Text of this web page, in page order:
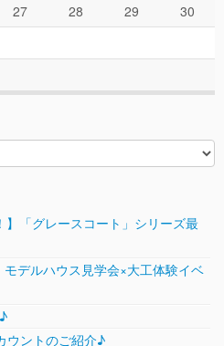
27 28 29
30
】「グレースコート」シリーズ最
デルハウス見学会×大工体験イベ
ウントのご紹介♪